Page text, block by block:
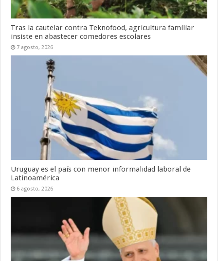
Tras la cautelar contra Teknofood, agricultura familiar
insiste en abastecer comedores escolares
7 agosto, 2026
Uruguay es el país con menor informalidad laboral de
Latinoamérica
6 agosto, 2026